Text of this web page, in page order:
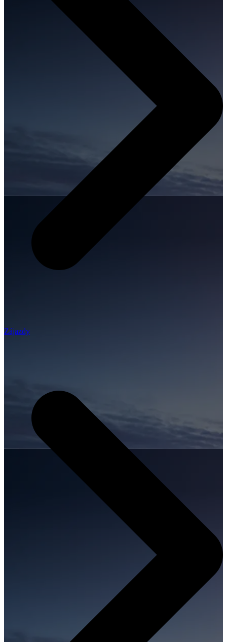
Zájazdy